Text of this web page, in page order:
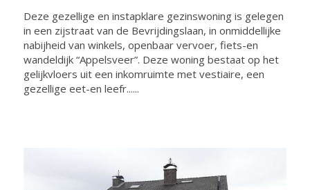
Deze gezellige en instapklare gezinswoning is gelegen
in een zijstraat van de Bevrijdingslaan, in onmiddellijke
nabijheid van winkels, openbaar vervoer, fiets-en
wandeldijk “Appelsveer”. Deze woning bestaat op het
gelijkvloers uit een inkomruimte met vestiaire, een
gezellige eet-en leefr......